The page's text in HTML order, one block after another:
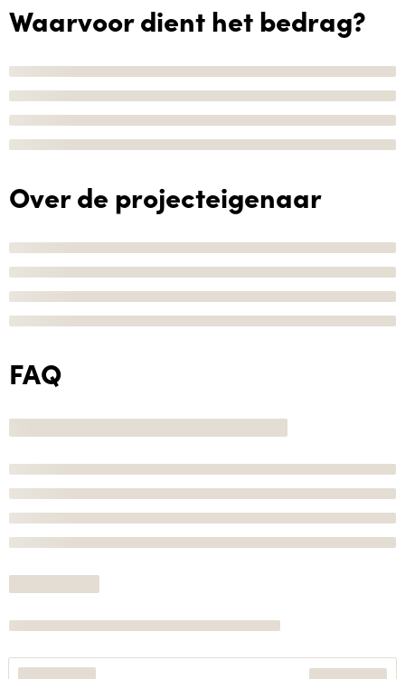
Waarvoor dient het bedrag?
Over de projecteigenaar
FAQ